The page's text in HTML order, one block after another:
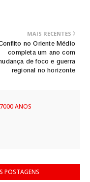
MAIS RECENTES
no Oriente Médio
completa um ano com
de foco e guerra
regional no horizonte
ANOS
POSTAGENS